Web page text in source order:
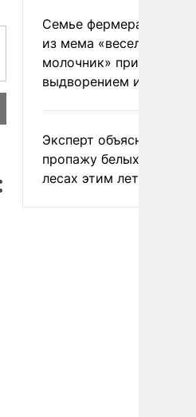
Семье фермера
из мема «веселый
молочник» пригрозили
выдворением из
Эксперт объяснил
пропажу белых грибов
лесах этим летом